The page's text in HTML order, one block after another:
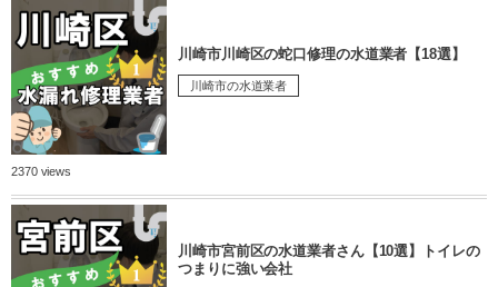
川崎市川崎区の蛇口修理の水道業者【18選】
川崎市の水道業者
2370 views
川崎市宮前区の水道業者さん【10選】トイレの
つまりに強い会社